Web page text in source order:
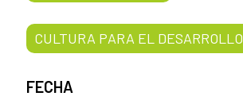
CULTURA PARA EL DESARROLLO
FECHA